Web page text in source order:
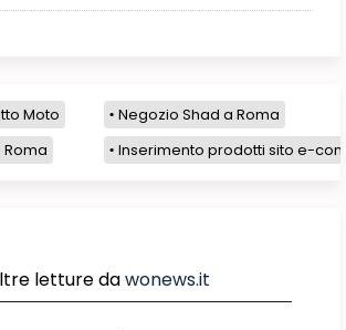
Moto
Negozio Shad a Roma
Roma
Inserimento prodotti sito e-
letture dawonews.it